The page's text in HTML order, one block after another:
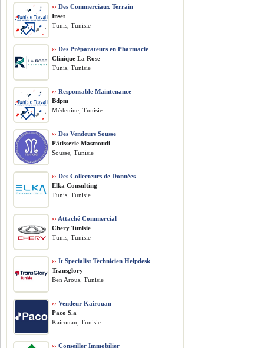
›› Des Commerciaux Terrain
Inset
Tunis, Tunisie
›› Des Préparateurs en Pharmacie
Clinique La Rose
Tunis, Tunisie
›› Responsable Maintenance
Bdpm
Médenine, Tunisie
›› Des Vendeurs Sousse
Pâtisserie Masmoudi
Sousse, Tunisie
›› Des Collecteurs de Données
Elka Consulting
Tunis, Tunisie
›› Attaché Commercial
Chery Tunisie
Tunis, Tunisie
›› It Specialist Technicien Helpdesk
Transglory
Ben Arous, Tunisie
›› Vendeur Kairouan
Paco S.a
Kairouan, Tunisie
›› Conseiller Immobilier